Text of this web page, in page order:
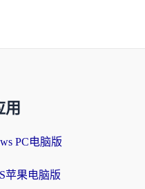
用
PC电脑版
苹果电脑版